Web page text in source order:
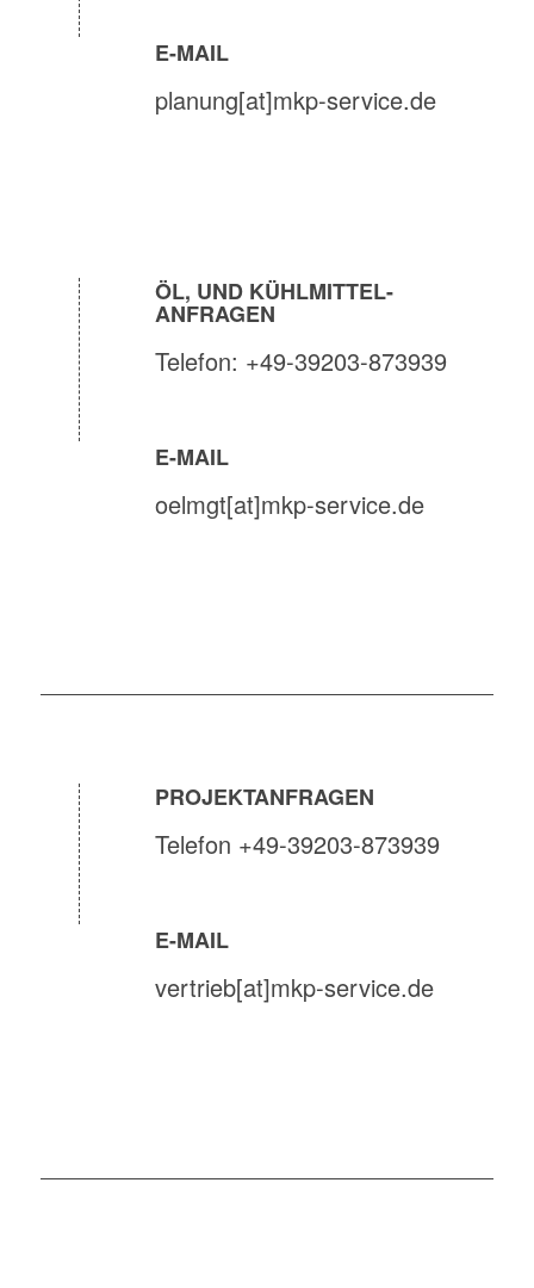
E-MAIL
planung[at]mkp-service.de
ÖL, UND KÜHLMITTEL-
ANFRAGEN
Telefon: +49-39203-873939
E-MAIL
oelmgt[at]mkp-service.de
PROJEKTANFRAGEN
Telefon +49-39203-873939
E-MAIL
vertrieb[at]mkp-service.de